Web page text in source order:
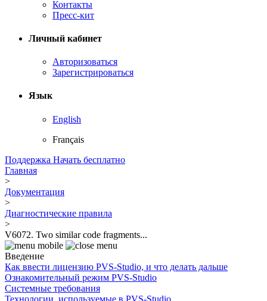
Контакты
Пресс-кит
Личный кабинет
Авторизоваться
Зарегистрироваться
Язык
English
Français
Поддержка Начать бесплатно
Главная
>
Документация
>
Диагностические правила
>
V6072. Two similar code fragments...
Введение
Как ввести лицензию PVS-Studio, и что делать дальше
Ознакомительный режим PVS-Studio
Системные требования
Технологии, используемые в PVS-Studio